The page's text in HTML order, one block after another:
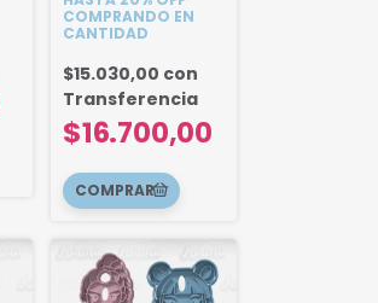
COMPRANDO EN
CANTIDAD
$16.700,00
$15.030,00 con
Transferencia